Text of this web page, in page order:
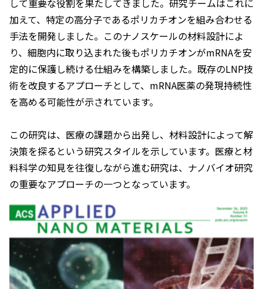
して重要な役割を果たしてきました。研究チームはこれに
加えて、特定の高分子であるポリカチオンを組み合わせる
手法を開発しました。このナノスケールの材料設計によ
り、細胞内に取り込まれた後もポリカチオンがmRNAを安
定的に保護し続ける仕組みを構築しました。既存のLNP技
術を改良するアプローチとして、mRNA医薬の発現持続性
を高める可能性が示されています。
この研究は、医療の課題から出発し、材料設計によって解
決策を探るという研究スタイルを示しています。医療と材
料科学の知見を往復しながら進む研究は、ナノバイオ研究
の重要なアプローチの一つとなっています。